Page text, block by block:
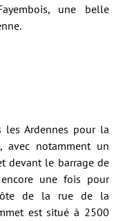
une belle
les Ardennes pour la
avec notamment un
devant le barrage de
une fois pour
de la rue de la
est situé à 2500